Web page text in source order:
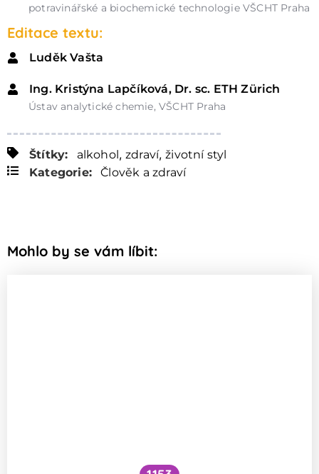
potravinářské a biochemické technologie VŠCHT Praha
Editace textu:
Luděk Vašta
Ing. Kristýna Lapčíková, Dr. sc. ETH Zürich
Ústav analytické chemie, VŠCHT Praha
Štítky: alkohol, zdraví, životní styl
Kategorie:
Člověk a zdraví
Mohlo by se vám líbit: